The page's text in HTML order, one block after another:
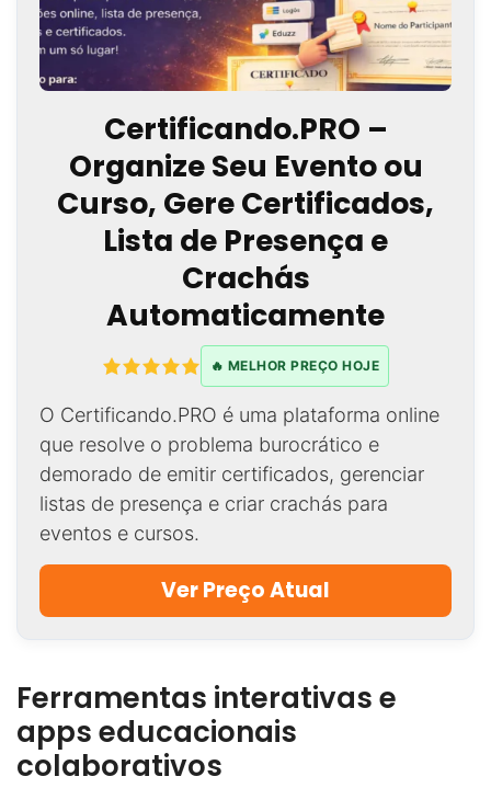
Certificando.PRO –
Organize Seu Evento ou
Curso, Gere Certificados,
Lista de Presença e
Crachás
Automaticamente
🔥 MELHOR PREÇO HOJE
O Certificando.PRO é uma plataforma online
que resolve o problema burocrático e
demorado de emitir certificados, gerenciar
listas de presença e criar crachás para
eventos e cursos.
Ver Preço Atual
Ferramentas interativas e
apps educacionais
colaborativos